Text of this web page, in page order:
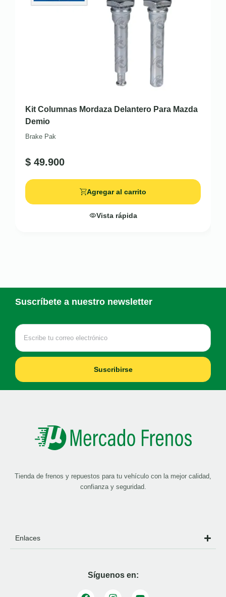
Kit Columnas Mordaza Delantero Para Mazda
Demio
Brake Pak
$ 49.900
Agregar al carrito
Vista rápida
Suscríbete a nuestro newsletter
Suscribirse
Tienda de frenos y repuestos para tu vehículo con la mejor calidad,
confianza y seguridad.
Enlaces
Síguenos en: